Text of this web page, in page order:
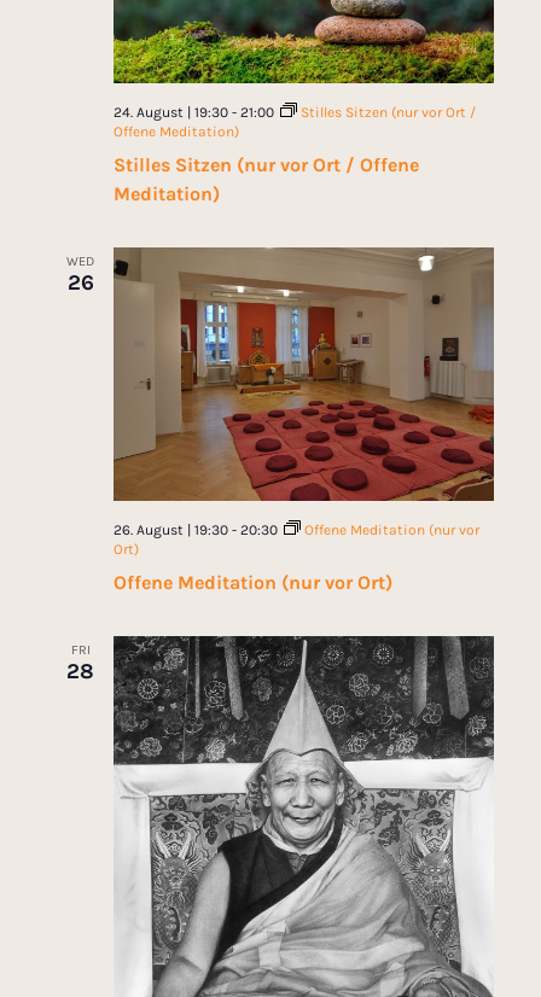
Stilles Sitzen (nur vor Ort / Offene
Meditation)
24. August | 19:30- 21:00
Stilles Sitzen (nur vor Ort /
Offene Meditation)
WED
26
Offene Meditation (nur vor Ort)
26. August | 19:30- 20:30
Offene Meditation (nur vor
Ort)
FRI
28